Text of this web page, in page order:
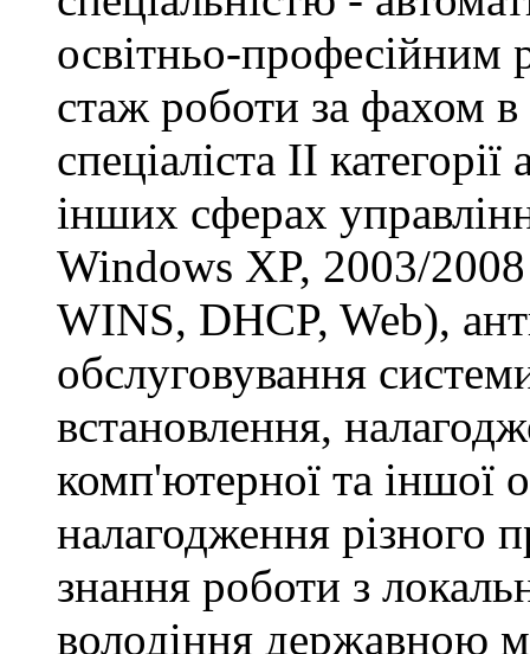
освітньо-професійним
стаж роботи за фахом в
спеціаліста ІІ
інших сферах
Windows XP, 2003/
WINS, DHCP, Web),
обслуговування
встановлення,
комп'ютерної та іншої
налагодження різного
знання роботи з
володіння державною